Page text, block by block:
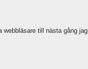
webbläsare till nästa gång jag